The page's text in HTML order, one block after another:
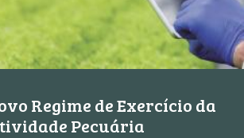
Regime de Exercício da
Pecuária